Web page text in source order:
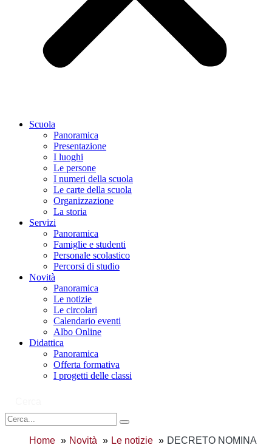
Scuola
Panoramica
Presentazione
I luoghi
Le persone
I numeri della scuola
Le carte della scuola
Organizzazione
La storia
Servizi
Panoramica
Famiglie e studenti
Personale scolastico
Percorsi di studio
Novità
Panoramica
Le notizie
Le circolari
Calendario eventi
Albo Online
Didattica
Panoramica
Offerta formativa
I progetti delle classi
Home Novità Le notizie DECRETO NOMINA